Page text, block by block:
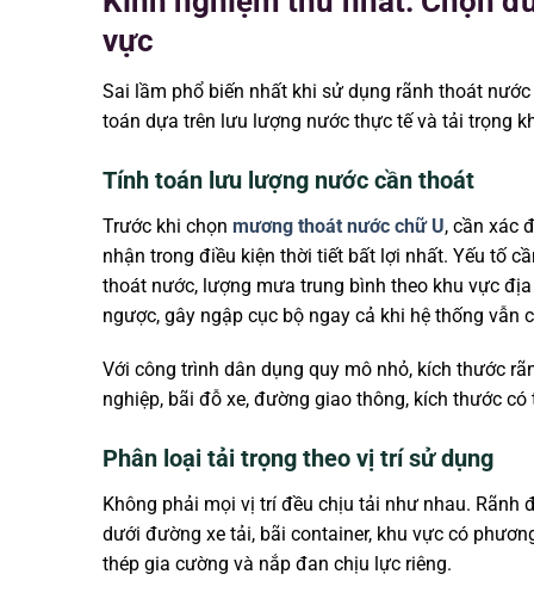
vực
Sai lầm phổ biến nhất khi sử dụng rãnh thoát
toán dựa trên lưu lượng nước thực tế và tải trọng
Tính toán lưu lượng nước cần thoát
Trước khi chọn mương thoát nước chữ U, cần xác
nhận trong điều kiện thời tiết bất lợi nhất. Yếu tố
thoát nước, lượng mưa trung bình theo khu vực
ngược, gây ngập cục bộ ngay cả khi hệ thống vẫn
Với công trình dân dụng quy mô nhỏ, kích thước
nghiệp, bãi đỗ xe, đường giao thông, kích thước
Phân loại tải trọng theo vị trí sử dụng
Không phải mọi vị trí đều chịu tải như nhau.
dưới đường xe tải, bãi container, khu vực có
thép gia cường và nắp đan chịu lực riêng.